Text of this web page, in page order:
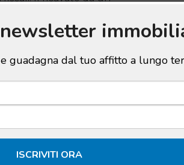
Prima di
esistano e cosa comportano
investimento immobiliare ed
imposte. Queste
legate al reddito da affitto.
guadagna dal tuo affitto a lungo